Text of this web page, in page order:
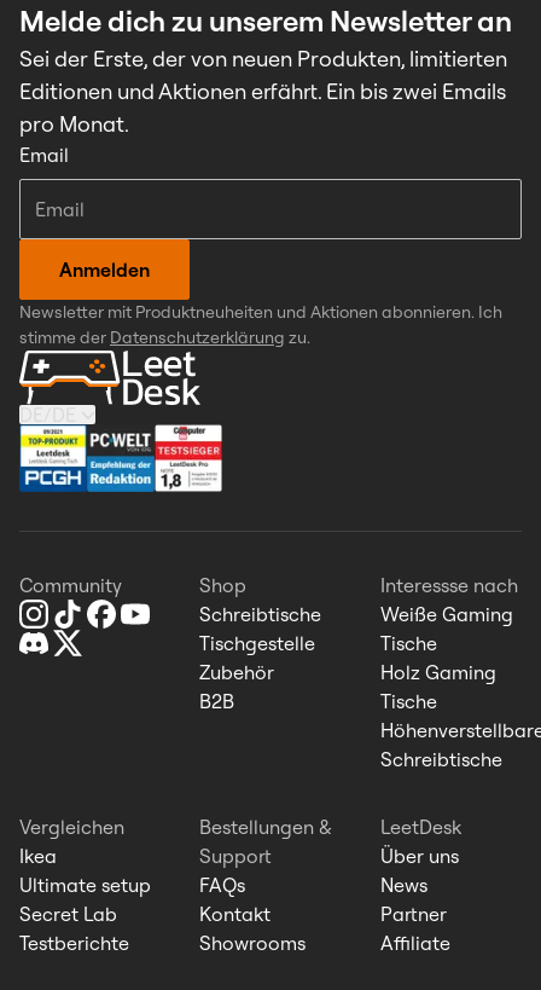
Melde dich zu unserem Newsletter an
Sei der Erste, der von neuen Produkten, limitierten
Editionen und Aktionen erfährt. Ein bis zwei Emails
pro Monat.
Email
Anmelden
Newsletter mit Produktneuheiten und Aktionen abonnieren. Ich
stimme der Datenschutzerklärung zu.
DE
Community
Shop
Schreibtische
Tischgestelle
Zubehör
B2B
Interessse nach
Weiße Gaming
Tische
Holz Gaming
Tische
Schreibtische
Vergleichen
Ikea
Ultimate setup
Secret Lab
Testberichte
Bestellungen &
Support
FAQs
Kontakt
Showrooms
LeetDesk
Über uns
News
Partner
Affiliate